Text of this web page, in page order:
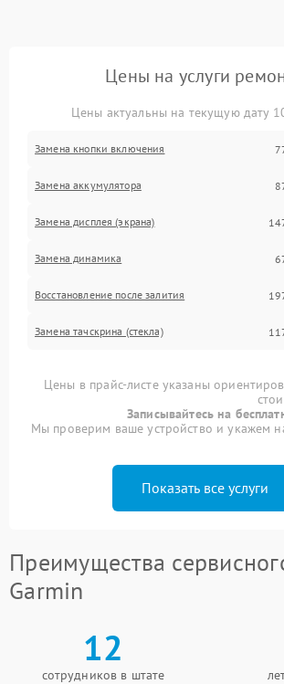
Цены на услуги
Цены актуальны на текущую дату
Замена кнопки включения
Замена аккумулятора
Замена дисплея (экрана)
Замена динамика
Восстановление после залития
Замена тачскрина (стекла)
Цены в прайс-листе указаны
Записывайтесь на
Мы проверим ваше устройство и укажем
Показать все услуги
Преимущества
Garmin
12
сотрудников в штате